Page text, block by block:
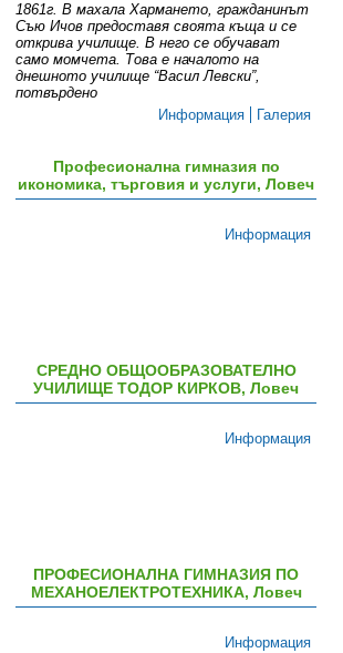
1861г. В махала Хармането, гражданинът
Съю Ичов предоставя своята къща и се
открива училище. В него се обучават
само момчета. Това е началото на
днешното училище “Васил Левски”,
потвърдено
Информация
Галерия
Професионална гимназия по
икономика, търговия и услуги, Ловеч
Информация
СРЕДНО ОБЩООБРАЗОВАТЕЛНО
УЧИЛИЩЕ ТОДОР КИРКОВ, Ловеч
Информация
ПРОФЕСИОНАЛНА ГИМНАЗИЯ ПО
МЕХАНОЕЛЕКТРОТЕХНИКА, Ловеч
Информация